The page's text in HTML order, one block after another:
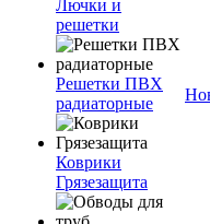
Лючки и
решетки
Решетки ПВХ
радиаторные
Коврики
Грязезащита